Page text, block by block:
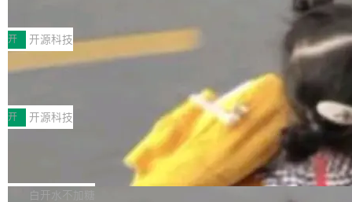
不完。」5T 来自免费额度，3T 来自 Go...
ve JH71XX 的设备，例如 VisionFive 2、PINE
64 STAR64，以及 QEMU。 增强了对 POSIX.1
-2024 和 C23 编程接口标准的兼容性。 compat
_linux(8) 增强了对 Linux 系统调用的支持，包
括 epoll（围绕 kqueue 实现）、POSIX 消息队
列、...
案
享会在上海举办。鸿蒙生态的全场景智慧营销平
台鲸鸿动能协同华为游戏中心，面向游戏行业开
发者及生态伙伴，系统呈现了平台在游戏领域的
完整能力版图——从IAP高价值用户的全周期经
营、到IAA游戏的“买变一体”正循环、再到联运与
广告协同的全链路经营闭环，以及面向全球市场
的出海增长布局。 华为终端云业务商业化销售负
责人在开场致辞中表示，游戏开发者的核心诉求
已不再是“多一个投放渠道”，而是一套能够持续
开 开源科技
技嘉X3D系列再添新成员 B850 AORU
面向AMD Ryzen X3D处理器玩家，技嘉X3D系
列主板阵容迎来新成员——B850 AORUS ELITE
X3D。作为面向主流高性能平台打造的全新主板
产品，B850 AORUS ELITE X3D延续技嘉在X3
D平台优化上的技术积累，旨在为游戏玩家带来
更稳定、更高效的装机选择。 B850 AORUS ELI
开 开源科技
Zadig v5.0 发布：AI 发布专员与 AI 审
我们团队这几天最大的卡点不是 AI 写得不够
好，是 AI 写得太好了。 好到审查排期从两天的
白开水不加糖